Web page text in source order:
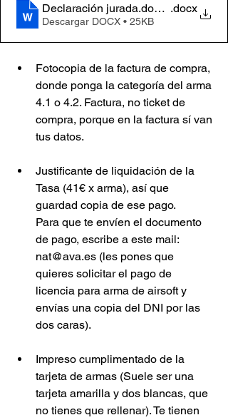
Declaración jurada.doc (1).docx
Descargar DOCX • 25KB
Fotocopia de la factura de compra,
donde ponga la categoría del arma
4.1 o 4.2. Factura, no ticket de
compra, porque en la factura sí van
tus datos.
Justificante de liquidación de la
Tasa (41€ x arma), así que
guardad copia de ese pago.
Para que te envíen el documento
de pago, escribe a este mail:
nat@ava.es (les pones que
quieres solicitar el pago de
licencia para arma de airsoft y
envías una copia del DNI por las
dos caras).
Impreso cumplimentado de la
tarjeta de armas (Suele ser una
tarjeta amarilla y dos blancas, que
no tienes que rellenar). Te tienen